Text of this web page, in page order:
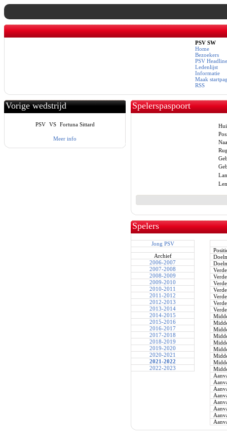
PSV SW
Home
Bezoekers
PSV
Ledenlijst
Informatie
Maak
RSS
Vorige wedstrijd
PSV VS Fortuna Sittard
Meer info
Spelerspaspoort
Spelers
Jong PSV
Archief
2006-2007
2007-2008
2008-2009
2009-2010
2010-2011
2011-2012
2012-2013
2013-2014
2014-2015
2015-2016
2016-2017
2017-2018
2018-2019
2019-2020
2020-2021
2021-2022
2022-2023